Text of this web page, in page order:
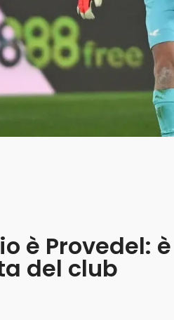
è Provedel:
del club